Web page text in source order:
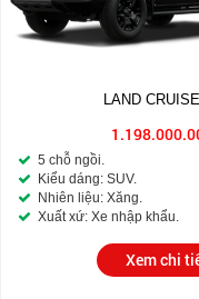
LAND
5 chỗ ngồi.
Kiểu dáng: SUV.
Nhiên liệu: Xăng.
Xuất xứ: Xe nhập khẩu.
Xem chi